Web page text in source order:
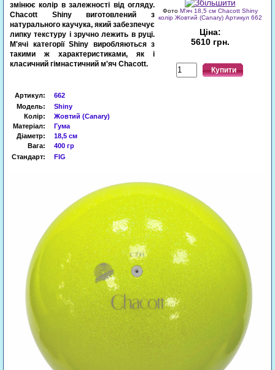
Фото М'яч 18,5 см Chacott Shiny
колір Жовтий (Canary) Артикул 662
Ціна:
5610 грн.
Купити
змінює колір в залежності від огляду.
Chacott Shiny виготовлений з
натурального каучука, який забезпечує
липку текстуру і зручно лежить в руці.
М'ячі категорії Shiny виробляються з
такими ж характеристиками, як і
класичний гімнастичний м'яч Chacott.
Артикул:
662
Модель:
Shiny
Колір:
Жовтий (Canary)
Матеріал:
Гума
Діаметр:
18,5 см
Вага:
400 гр
Стандарт:
FIG